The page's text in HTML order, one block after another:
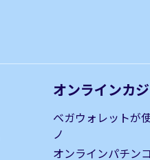
オンラインカ
ベガウォレットが
ノ
オンラインパチン